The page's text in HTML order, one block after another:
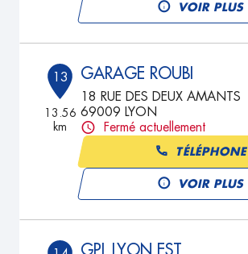
VOIR PLUS
13
13.56
km
GARAGE ROUBI
18 RUE DES DEUX AMANTS
69009 LYON
Fermé actuellement
TÉLÉPHONE
VOIR PLUS
GPL LYON EST